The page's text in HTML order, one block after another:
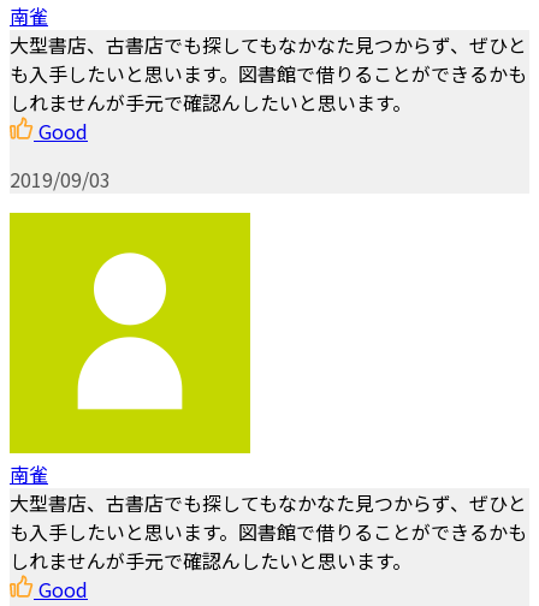
南雀
大型書店、古書店でも探してもなかなた見つからず、ぜひと
も入手したいと思います。図書館で借りることができるかも
しれませんが手元で確認んしたいと思います。
Good
2019/09/03
南雀
大型書店、古書店でも探してもなかなた見つからず、ぜひと
も入手したいと思います。図書館で借りることができるかも
しれませんが手元で確認んしたいと思います。
Good